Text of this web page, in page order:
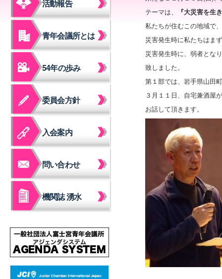
活動報告
青年会議所とは
54年の歩み
委員会方針
入会案内
問い合わせ
機関誌 湧水
テーマは、
『大災害を生
私たちが住むこの地域で
災害発生時に私たちはま
災害発生時に、弱者とな
致しました。
第１部では、岩手県山田
３月１１日、自宅兼酒屋
お話して頂きます。